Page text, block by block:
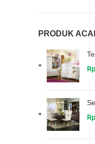
PRODUK
Rp
Rp